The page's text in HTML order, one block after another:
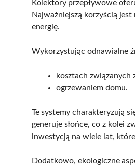
Kolektory przepływowe
Najważniejszą korzyścią
energię.
Wykorzystując odnawialne
kosztach związanych
ogrzewaniem domu.
Te systemy charakteryzują
generuje słońce, co z kolei
inwestycją na wiele lat,
Dodatkowo, ekologiczne